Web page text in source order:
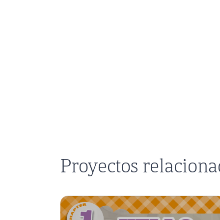
Proyectos